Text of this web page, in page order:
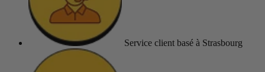
Service client basé à Strasbourg